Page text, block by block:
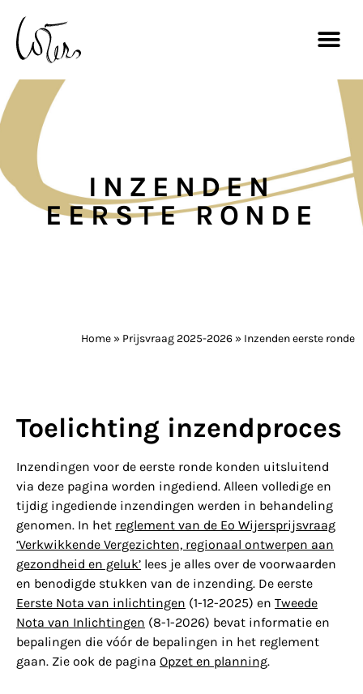
INZENDEN
EERSTE RONDE
Home » Prijsvraag 2025-2026 » Inzenden eerste ronde
Toelichting inzendproces
Inzendingen voor de eerste ronde konden uitsluitend
via deze pagina worden ingediend. Alleen volledige en
tijdig ingediende inzendingen werden in behandeling
genomen. In het reglement van de Eo Wijersprijsvraag
‘Verkwikkende Vergezichten, regionaal ontwerpen aan
gezondheid en geluk’ lees je alles over de voorwaarden
en benodigde stukken van de inzending. De eerste
Eerste Nota van inlichtingen (1-12-2025) en Tweede
Nota van Inlichtingen (8-1-2026) bevat informatie en
bepalingen die vóór de bepalingen in het reglement
gaan. Zie ook de pagina Opzet en planning.